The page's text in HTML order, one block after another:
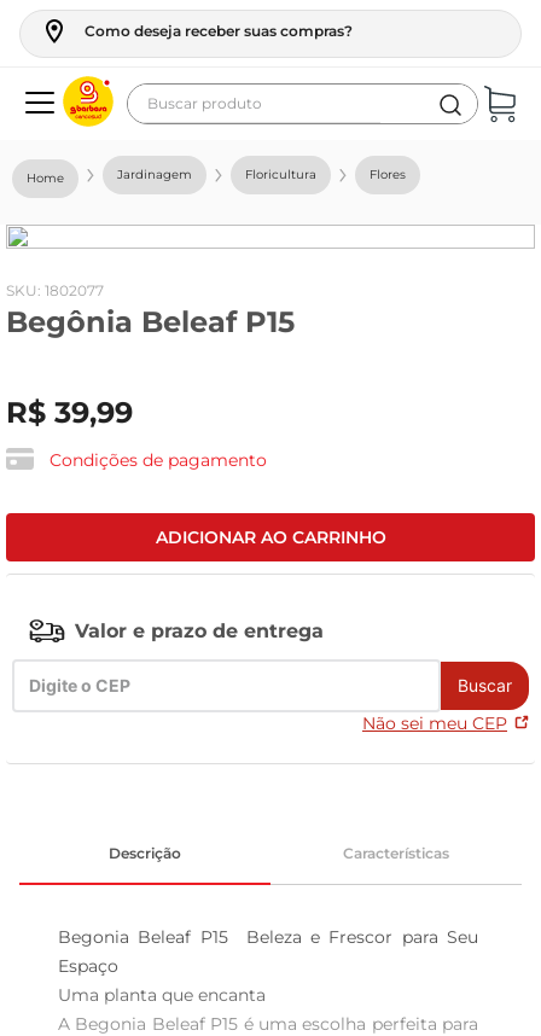
Como deseja receber suas compras?
Buscar produto
Jardinagem Floricultura Flores
: 1802077
Begônia Beleaf P15
R$ 39,99
Condições de pagamento
ADICIONAR AO CARRINHO
Valor e prazo de entrega
Buscar
Não sei meu CEP
Descrição Características
Begonia Beleaf P15  Beleza e Frescor para Seu
Espaço
Uma planta que encanta
A Begonia Beleaf P15 é uma escolha perfeita para
geladeira
fogao
café
frango
leite
celular